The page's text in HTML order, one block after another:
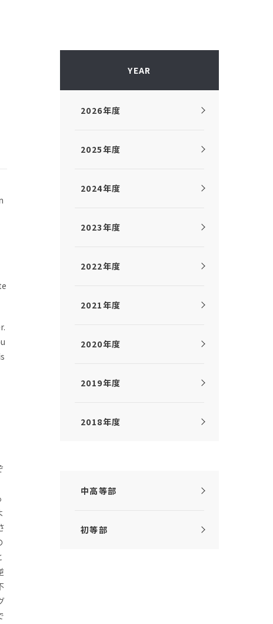
YEAR
2026年度
2025年度
2024年度
2023年度
2022年度
2021年度
2020年度
2019年度
2018年度
中高等部
初等部